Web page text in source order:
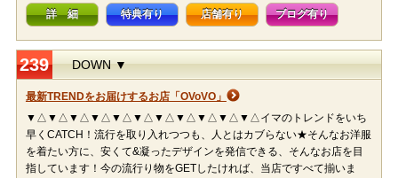
詳 細 特典有り 店舗有り ブログ有り
239 DOWN ▼
最新TRENDをお届けするお店「OVoVO」
▼△▼△▼△▼△▼△▼△▼△▼△▼△▼△▼△イマのトレンドをいち
早くCATCH！流行を取り入れつつも、人とはカブらない★そんなお洋服
を着たい方に、安くて&凝ったデザインを発信できる、そんなお店を目
指しています！今の流行り物をGETしたければ、当店ですべて揃いま